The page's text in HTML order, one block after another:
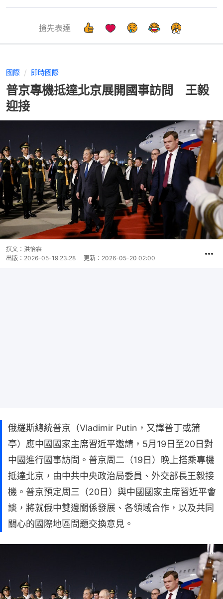
搶先表達
國際 即時國際
普京專機抵達北京展開國事訪問 王毅
迎接
撰文： 洪怡霖
出版： 2026-05-19 23:28 更新： 2026-05-20 02:00
俄羅斯總統普京（Vladimir Putin，又譯普丁或蒲
亭）應中國國家主席習近平邀請，5月19日至20日對
中國進行國事訪問。普京周二（19日）晚上搭乘專機
抵達北京，由中共中央政治局委員、外交部長王毅接
機。普京預定周三（20日）與中國國家主席習近平會
談，將就俄中雙邊關係發展、各領域合作，以及共同
關心的國際地區問題交換意見。